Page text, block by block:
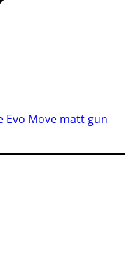
Evo Move matt gun